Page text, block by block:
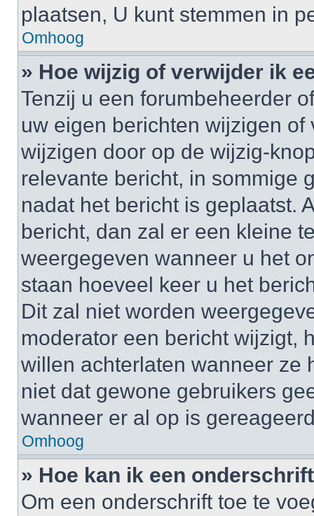
plaatsen, U kunt stemmen in
Omhoog
» Hoe wijzig of verwijder ik
Tenzij u een forumbeheerder
uw eigen berichten wijzigen
wijzigen door op de wijzig-
relevante bericht, in sommige
nadat het bericht is geplaatst.
bericht, dan zal er een kleine
weergegeven wanneer u het
staan hoeveel keer u het
Dit zal niet worden
moderator een bericht wijzigt,
willen achterlaten wanneer ze
niet dat gewone gebruikers
wanneer er al op is
Omhoog
» Hoe kan ik een
Om een onderschrift toe te